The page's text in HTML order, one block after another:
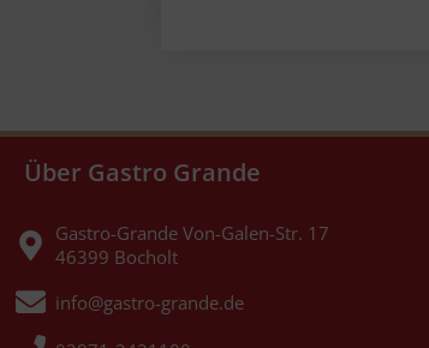
Über Gastro Grande
Gastro-Grande Von-Galen-Str. 17
46399 Bocholt
info@gastro-grande.de